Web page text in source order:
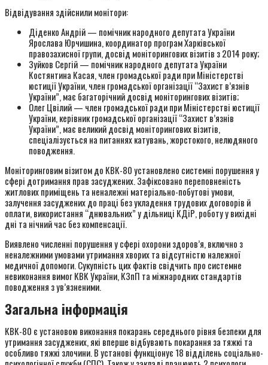
Відвідування здійснили монітори:
Діденко Андрій — помічник народного депутата України
Ярослава Юрчишина, координатор програм Харківської
правозахисної групи, досвід моніторингових візитів з 2014 року;
Зуйков Сергій — помічник народного депутата України
Костянтина Касая, член громадської ради при Міністерстві
юстиції України, член громадської організації “Захист в’язнів
України”, має багаторічний досвід моніторингових візитів;
Олег Цвілий — член громадської ради при Міністерстві юстиції
України, керівник громадської організації “Захист в’язнів
України”, має великий досвід моніторингових візитів,
спеціалізується на питаннях катувань, жорстокого, нелюдяного
поводження.
Моніторинговим візитом до КВК-80 установлено системні порушення у
сфері дотримання прав засуджених. Зафіксовано переповненість
житлових приміщень та неналежні матеріально-побутові умови,
залучення засуджених до праці без укладення трудових договорів й
оплати, використання “днювальних” у дільниці КДіР, роботу у вихідні
дні та нічний час без компенсації.
Виявлено численні порушення у сфері охорони здоров’я, включно з
неналежними умовами утримання хворих та відсутністю належної
медичної допомоги. Сукупність цих фактів свідчить про системне
невиконання вимог КВК України, КЗпП та міжнародних стандартів
поводження з ув’язненими.
Загальна інформація
КВК-80 є установою виконання покарань середнього рівня безпеки для
утримання засуджених, які вперше відбувають покарання за тяжкі та
особливо тяжкі злочини. В установі функціонує 18 відділень соціально-